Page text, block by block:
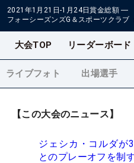
2021年1月21日-1月24日賞金総額 ―
フォーシーズンズG＆スポーツクラブ
大会TOP リーダーボード
ライブフォト 出場選手
【この大会のニュース】
ジェシカ・コルダ
とのプレーオフを制